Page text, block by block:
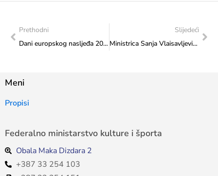
Prethodni
Dani europskog nasljeđa 2024: Izložba plakata “Graditeljsko nasljeđe Bosne i Hercegovine bogatstvo – razaranje – obnova” iz arhiva Zavoda za zaštitu spomenika predstavljena na Šetnici kulture
Slijedeći
Ministrica Sanja Vlaisavljević na radnom sastanku s ciljem rješavanja statusa Nacionalne i univerzitetske biblioteke BiH
Meni
Propisi
Federalno ministarstvo kulture i športa
Obala Maka Dizdara 2
+387 33 254 103